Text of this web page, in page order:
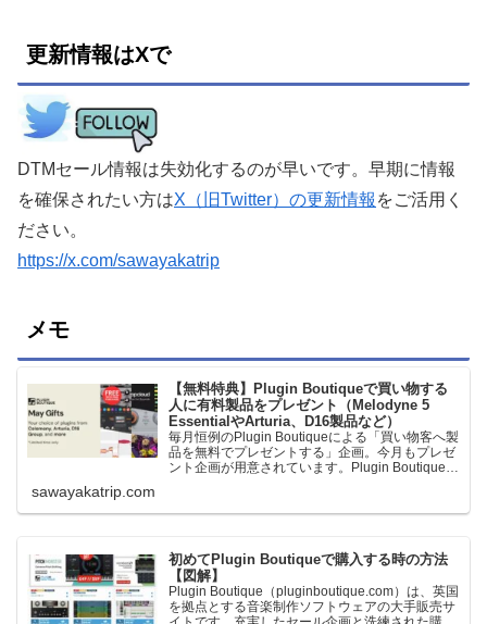
更新情報はXで
DTMセール情報は失効化するのが早いです。早期に情報
を確保されたい方はX（旧Twitter）の更新情報 をご活用く
ださい。
https://x.com/sawayakatrip
メモ
【無料特典】Plugin Boutiqueで買い物する
人に有料製品をプレゼント（Melodyne 5
EssentialやArturia、D16製品など）
毎月恒例のPlugin Boutiqueによる「買い物客へ製
品を無料でプレゼントする」企画。今月もプレゼ
ント企画が用意されています。Plugin Boutiqueで
ます。＊無料配布終了予定日：日本時間：
sawayakatrip.com
初めてPlugin Boutiqueで購入する時の方法
【図解】
Plugin Boutique（pluginboutique.com）は、英国
を拠点とする音楽制作ソフトウェアの大手販売サ